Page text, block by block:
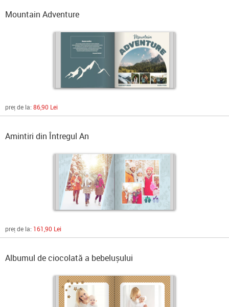
Mountain Adventure
preț de la: 86,90 Lei
Amintiri din Întregul An
preț de la: 161,90 Lei
Albumul de ciocolată a bebelușului